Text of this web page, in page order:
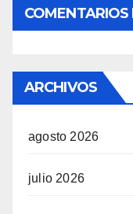
COMENTARIOS
ARCHIVOS
agosto 2026
julio 2026